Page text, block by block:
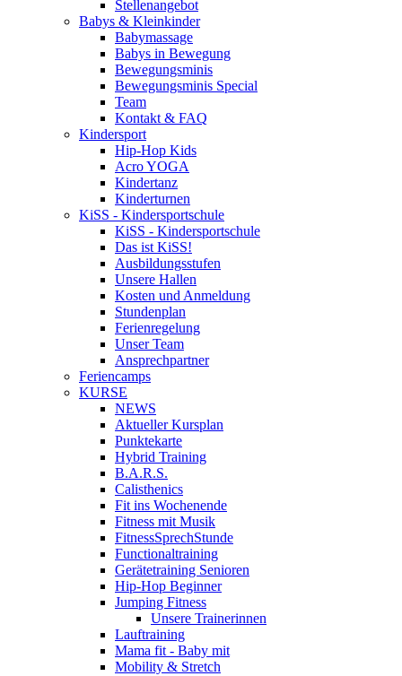
Stellenangebot
Babys & Kleinkinder
Babymassage
Babys in Bewegung
Bewegungsminis
Bewegungsminis Special
Team
Kontakt & FAQ
Kindersport
Hip-Hop Kids
Acro YOGA
Kindertanz
Kinderturnen
KiSS - Kindersportschule
KiSS - Kindersportschule
Das ist KiSS!
Ausbildungsstufen
Unsere Hallen
Kosten und Anmeldung
Stundenplan
Ferienregelung
Unser Team
Ansprechpartner
Feriencamps
KURSE
NEWS
Aktueller Kursplan
Punktekarte
Hybrid Training
B.A.R.S.
Calisthenics
Fit ins Wochenende
Fitness mit Musik
FitnessSprechStunde
Functionaltraining
Gerätetraining Senioren
Hip-Hop Beginner
Jumping Fitness
Unsere Trainerinnen
Lauftraining
Mama fit - Baby mit
Mobility & Stretch